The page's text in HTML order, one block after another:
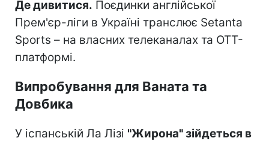
Де дивитися. Поєдинки англійської
Прем'єр-ліги в Україні транслює Setanta
Sports – на власних телеканалах та ОТТ-
платформі.
Випробування для Ваната та
Довбика
У іспанській Ла Лізі "Жирона" зійдеться в